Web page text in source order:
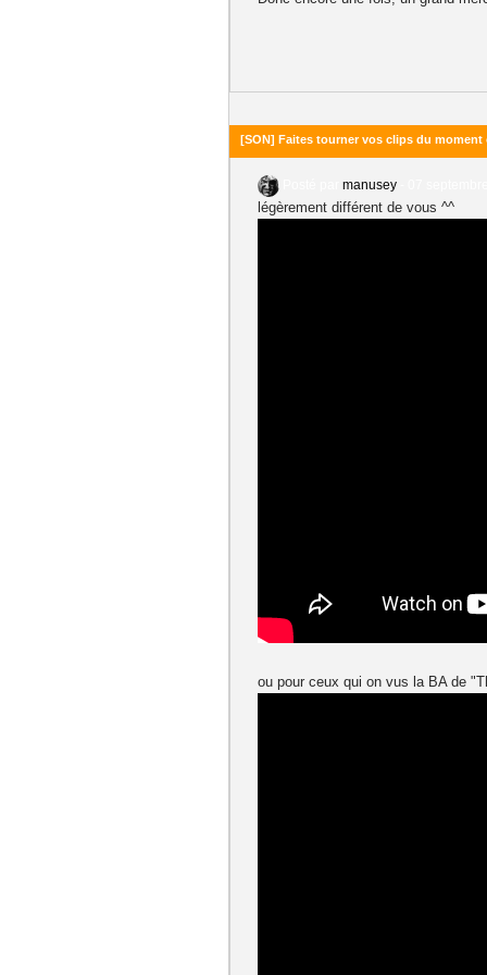
[SON] Faites tourner vos clips du moment
manusey
légèrement différent de vous ^^
ou pour ceux qui on vus la BA de